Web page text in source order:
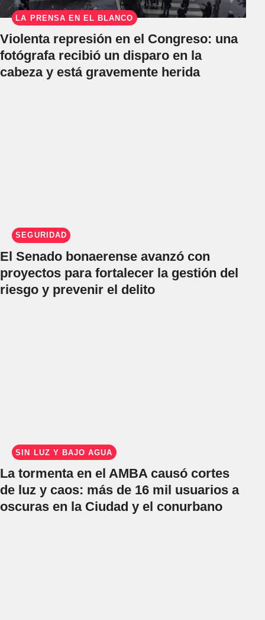
LA PRENSA EN EL BLANCO
Violenta represión en el Congreso: una
fotógrafa recibió un disparo en la
cabeza y está gravemente herida
SEGURIDAD
El Senado bonaerense avanzó con
proyectos para fortalecer la gestión del
riesgo y prevenir el delito
SIN LUZ Y BAJO AGUA
La tormenta en el AMBA causó cortes
de luz y caos: más de 16 mil usuarios a
oscuras en la Ciudad y el conurbano